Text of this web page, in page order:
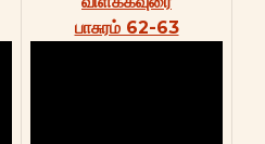
பாசுரம் 62-63